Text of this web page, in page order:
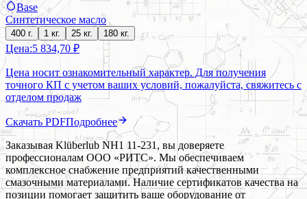
Base
Синтетическое масло
400 г. 1 кг. 25 кг. 180 кг.
Цена:5 834,70 ₽
Цена носит ознакомительный характер. Для получения
точного КП с учетом ваших условий, пожалуйста, свяжитесь с
отделом продаж
Скачать PDFПодробнее
Заказывая Klüberlub NH1 11-231, вы доверяете
профессионалам ООО «РИТС». Мы обеспечиваем
комплексное снабжение предприятий качественными
смазочными материалами. Наличие сертификатов качества на
позиции помогает защитить ваше оборудование от